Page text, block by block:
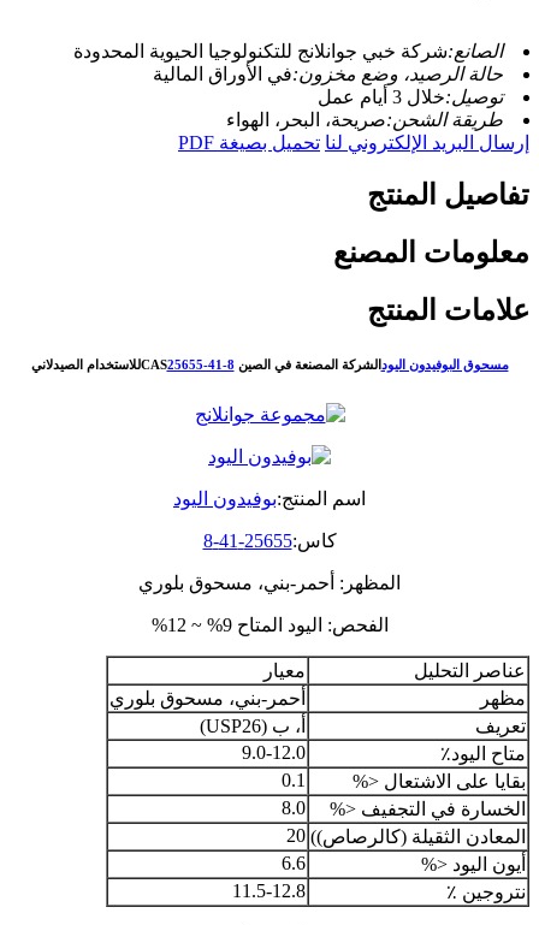
الصانع:شركة خبي جوانلانج للتكنولوجيا الحيوية المحدودة
حالة الرصيد، وضع مخزون:في الأوراق المالية
توصيل:خلال 3 أيام عمل
طريقة الشحن:صريحة، البحر، الهواء
إرسال البريد الإلكتروني لنا تحميل بصيغة PDF
تفاصيل المنتج
معلومات المصنع
علامات المنتج
مسحوق البوفيدون اليودالشركة المصنعة في الصين CAS25655-41-8 للاستخدام الصيدلاني
اسم المنتج:بوفيدون اليود
كاس:25655-41-8
المظهر: أحمر-بني، مسحوق بلوري
الفحص: اليود المتاح 9% ~ 12%
عناصر التحليل
معيار
مظهر
أحمر-بني، مسحوق بلوري
تعريف
أ، ب (USP26)
متاح اليود٪
9.0-12.0
بقايا على الاشتعال <%
0.1
الخسارة في التجفيف <%
8.0
المعادن الثقيلة (كالرصاص)) 20
أيون اليود <%
6.6
نتروجين ٪
11.5-12.8